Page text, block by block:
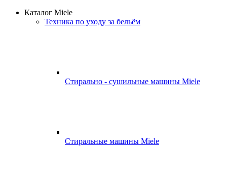
Каталог Miele
Техника по уходу за бельём
Стирально - сушильные машины Miele
Стиральные машины Miele